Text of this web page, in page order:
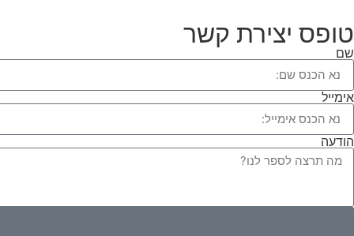
טופס יצירת קשר
שם
אימייל
הודעה